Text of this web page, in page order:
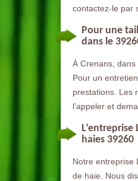
contactez-le par
Pour une
dans le
À Crenans,
Pour un
prestations. Les
l’appeler et
haies 39260
Notre entreprise
de haie. Nous